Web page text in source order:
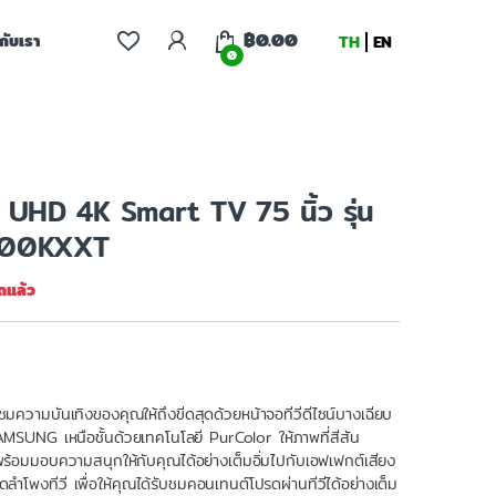
บเรา
0
฿0.00 TH EN
UHD 4K Smart TV 75 นิ้ว รุ่น
แล้ว
มความบันเทิงของคุณให้ถึงขีดสุดด้วยหน้าจอทีวีดีไซน์บางเฉียบ
เหนือชั้นด้วยเทคโนโลยี PurColor ให้ภาพที่สีสัน
อมมอบความสนุกให้กับคุณได้อย่างเต็มอิ่มไปกับเอฟเฟกต์เสียง
ำโพงทีวี เพื่อให้คุณได้รับชมคอนเทนต์โปรดผ่านทีวีได้อย่างเต็ม